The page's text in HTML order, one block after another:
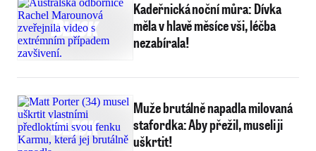
Kadeřnická noční můra: Dívka
měla v hlavě měsíce vši, léčba
nezabírala!
Muže brutálně napadla milovaná
stafordka: Aby přežil, museli ji
uškrtit!